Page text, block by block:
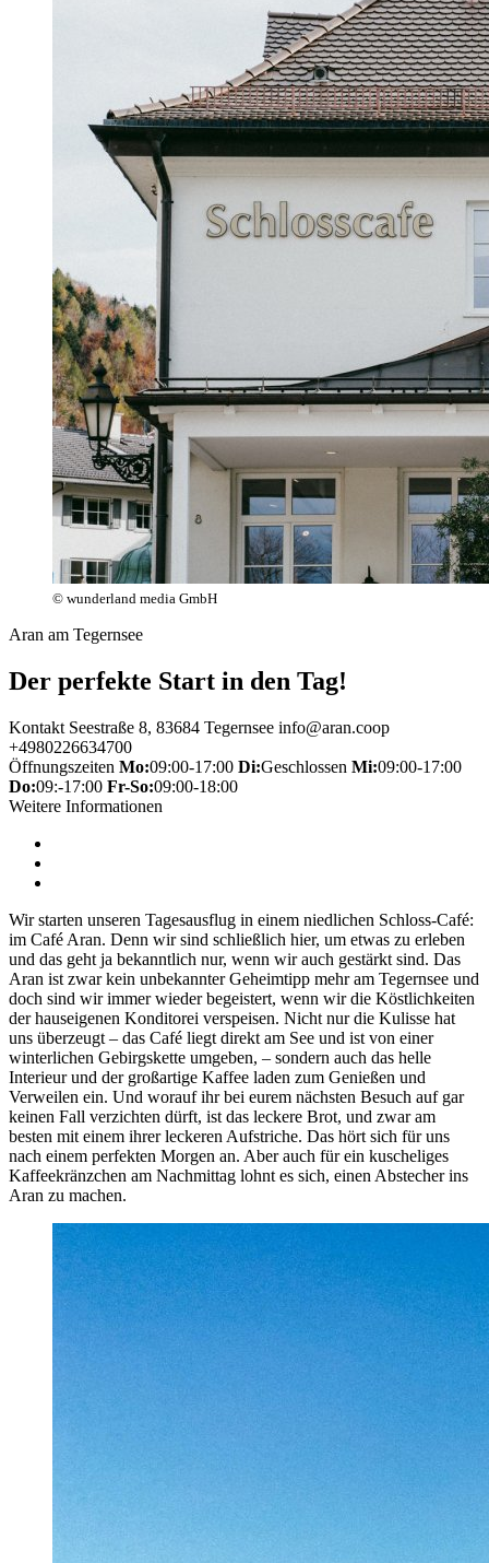
© wunderland media GmbH
Aran am Tegernsee
Der perfekte Start in den Tag!
Kontakt Seestraße 8, 83684 Tegernsee info@aran.coop
+4980226634700
Öffnungszeiten Mo:09:00-17:00 Di:Geschlossen Mi:09:00-17:00
Do:09:-17:00 Fr-So:09:00-18:00
Weitere Informationen
Wir starten unseren Tagesausflug in einem niedlichen Schloss-Café:
im Café Aran. Denn wir sind schließlich hier, um etwas zu erleben
und das geht ja bekanntlich nur, wenn wir auch gestärkt sind. Das
Aran ist zwar kein unbekannter Geheimtipp mehr am Tegernsee und
doch sind wir immer wieder begeistert, wenn wir die Köstlichkeiten
der hauseigenen Konditorei verspeisen. Nicht nur die Kulisse hat
uns überzeugt – das Café liegt direkt am See und ist von einer
winterlichen Gebirgskette umgeben, – sondern auch das helle
Interieur und der großartige Kaffee laden zum Genießen und
Verweilen ein. Und worauf ihr bei eurem nächsten Besuch auf gar
keinen Fall verzichten dürft, ist das leckere Brot, und zwar am
besten mit einem ihrer leckeren Aufstriche. Das hört sich für uns
nach einem perfekten Morgen an. Aber auch für ein kuscheliges
Kaffeekränzchen am Nachmittag lohnt es sich, einen Abstecher ins
Aran zu machen.